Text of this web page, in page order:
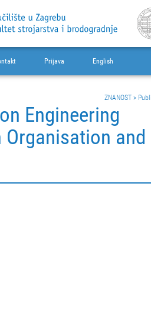
Prijava English
ZNANOST >
Engineering
Organisation and